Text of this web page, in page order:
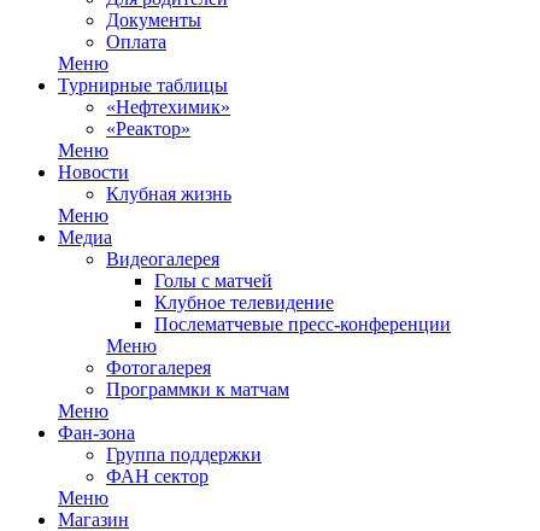
Документы
Оплата
Меню
Турнирные таблицы
«Нефтехимик»
«Реактор»
Меню
Новости
Клубная жизнь
Меню
Медиа
Видеогалерея
Голы с матчей
Клубное телевидение
Послематчевые пресс-конференции
Меню
Фотогалерея
Программки к матчам
Меню
Фан-зона
Группа поддержки
ФАН сектор
Меню
Магазин